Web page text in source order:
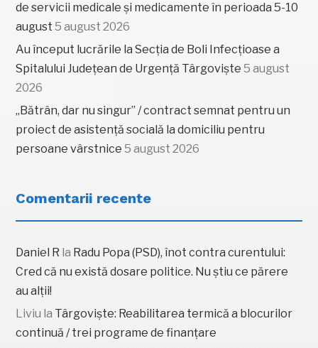
de servicii medicale și medicamente în perioada 5-10
august 5 august 2026
Au început lucrările la Secția de Boli Infecțioase a
Spitalului Județean de Urgență Târgoviște 5 august
2026
„Bătrân, dar nu singur” / contract semnat pentru un
proiect de asistență socială la domiciliu pentru
persoane vârstnice 5 august 2026
Comentarii recente
Daniel R la Radu Popa (PSD), înot contra curentului:
Cred că nu există dosare politice. Nu știu ce părere
au alții!
Liviu la Târgoviște: Reabilitarea termică a blocurilor
continuă / trei programe de finanțare